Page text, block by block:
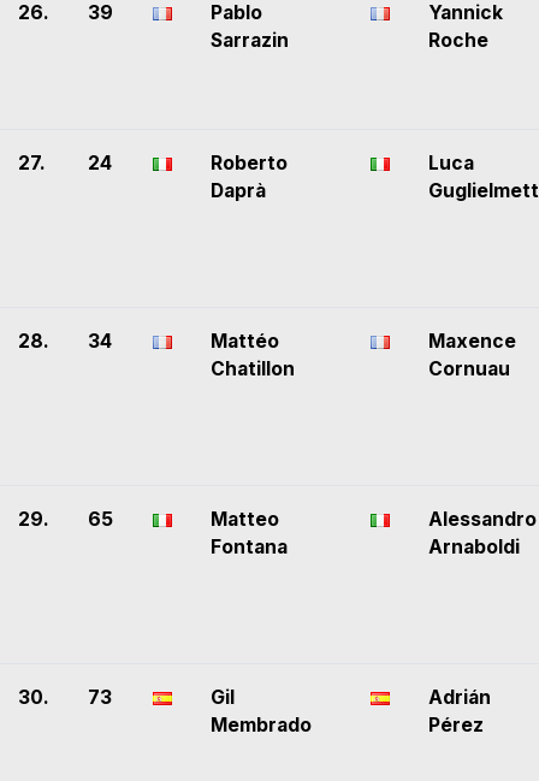
26. 39
Pablo
Sarrazin
Yannick
Roche
27. 24
Roberto
Daprà
Luca
28. 34
Mattéo
Chatillon
Maxence
Cornuau
29. 65
Matteo
Fontana
Alessandro
Arnaboldi
30. 73
Gil
Membrado
Adrián
Pérez